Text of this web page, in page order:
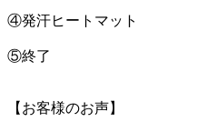
④発汗ヒートマット
⑤終了
【お客様のお声】